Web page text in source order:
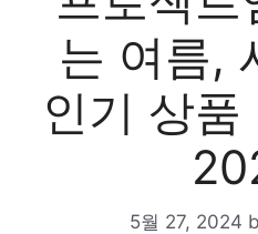
는 여름,
인기 상품
5월 27, 2024